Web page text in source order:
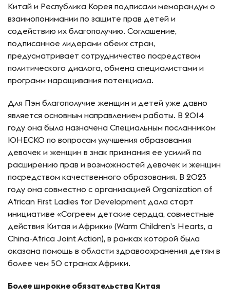
Китай и Республика Корея подписали меморандум о
взаимопонимании по защите прав детей и
содействию их благополучию. Соглашение,
подписанное лидерами обеих стран,
предусматривает сотрудничество посредством
политического диалога, обмена специалистами и
программ наращивания потенциала.
Для Пэн благополучие женщин и детей уже давно
является основным направлением работы. В 2014
году она была назначена Специальным посланником
ЮНЕСКО по вопросам улучшения образования
девочек и женщин в знак признания ее усилий по
расширению прав и возможностей девочек и женщин
посредством качественного образования. В 2023
году она совместно с организацией Organization of
African First Ladies for Development дала старт
инициативе «Согреем детские сердца, совместные
действия Китая и Африки» (Warm Children’s Hearts, a
China-Africa Joint Action), в рамках которой была
оказана помощь в области здравоохранения детям в
более чем 50 странах Африки.
Более широкие обязательства Китая